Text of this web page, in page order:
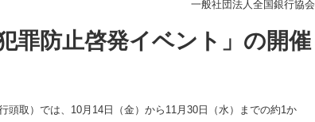
一般社団法人全国銀行協会
罪防止啓発イベント」の開催
取）では、10月14日（金）から11月30日（水）までの約1か